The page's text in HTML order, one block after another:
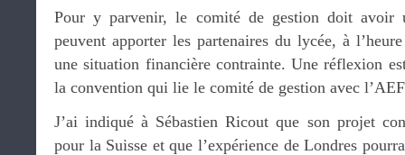
Pour y parvenir, le comité de gestion doit avoir
peuvent apporter les partenaires du lycée, à
une situation financière contrainte. Une réflexion
la convention qui lie le comité de gestion avec
J’ai indiqué à Sébastien Ricout que son projet
pour la Suisse et que l’expérience de Londres